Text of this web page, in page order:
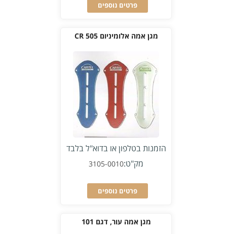
פרטים נוספים
מגן אמה אלומיניום CR 505
הזמנות בטלפון או בדוא"ל בלבד
מק"ט:3105-0010
פרטים נוספים
מגן אמה עור, דגם 101